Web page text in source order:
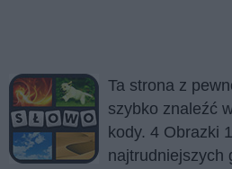
Ta strona z
szybko znaleźć
kody. 4 Obrazki
najtrudniejszych